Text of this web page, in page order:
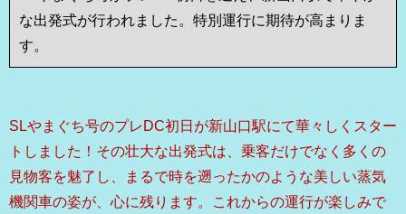
な出発式が行われました。特別運行に期待が高まりま
す。
SLやまぐち号のプレDC初日が新山口駅にて華々しくスター
トしました！その壮大な出発式は、乗客だけでなく多くの
見物客を魅了し、まるで時を遡ったかのような美しい蒸気
機関車の姿が、心に残ります。これからの運行が楽しみで